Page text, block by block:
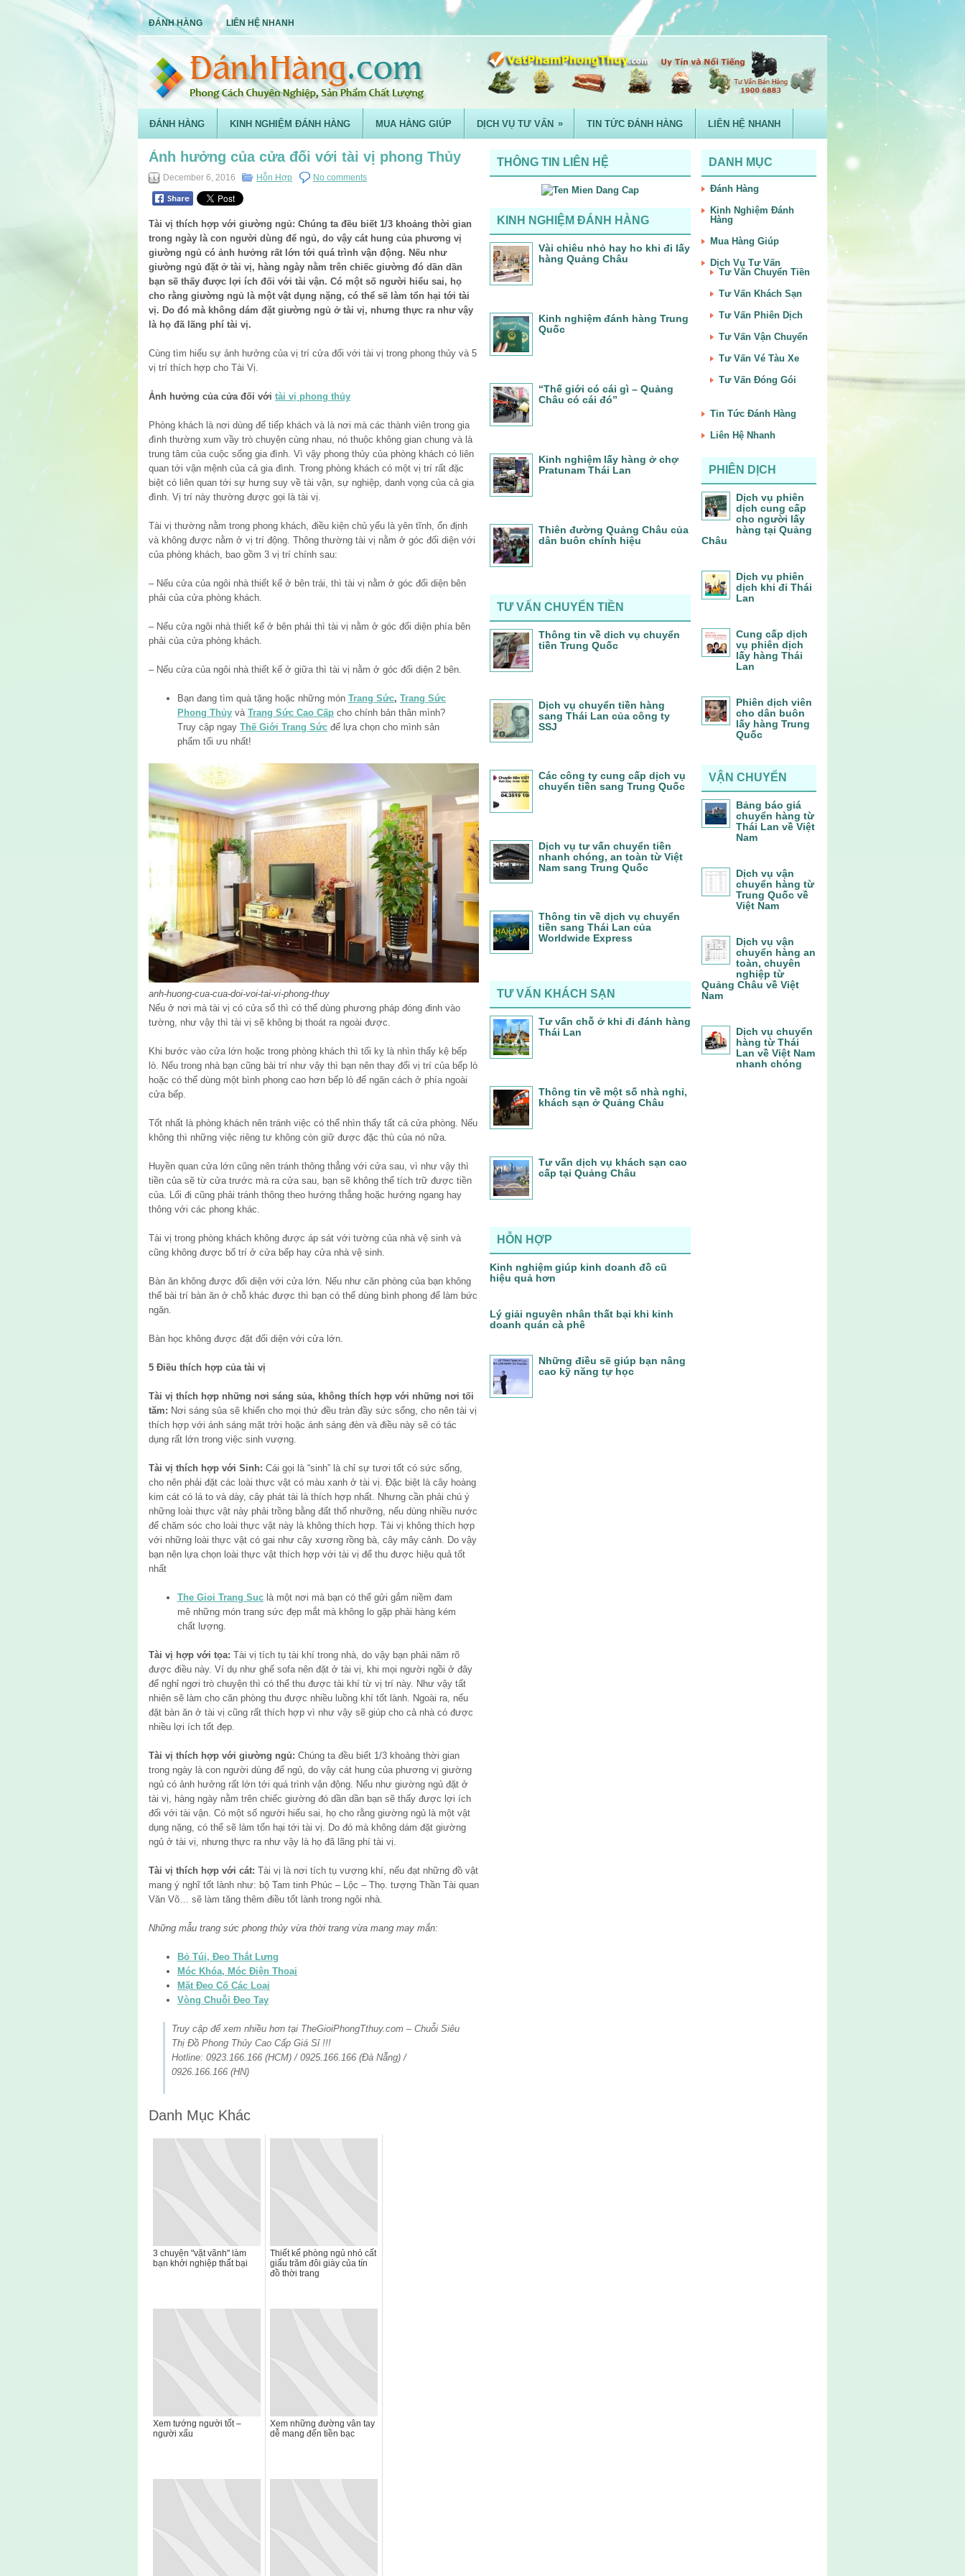
ĐÁNH HÀNG LIÊN HỆ NHANH
ĐÁNH HÀNG KINH NGHIỆM ĐÁNH HÀNG MUA HÀNG GIÚP DỊCH VỤ TƯ VẤN » TIN TỨC ĐÁNH HÀNG LIÊN HỆ NHANH
Ảnh hưởng của cửa đối với tài vị phong Thủy
December 6, 2016 Hỗn Hợp No comments
Tài vị thích hợp với giường ngủ: Chúng ta đều biết 1/3 khoảng thời gian
trong ngày là con người dùng để ngủ, do vậy cát hung của phương vị
giường ngủ có ảnh hưởng rất lớn tới quá trình vận động. Nếu như
giường ngủ đặt ở tài vị, hàng ngày nằm trên chiếc giường đó dần dần
bạn sẽ thấy được lợi ích đối với tài vận. Có một số người hiểu sai, họ
cho rằng giường ngủ là một vật dụng nặng, có thể sẽ làm tổn hại tới tài
vị. Do đó mà không dám đặt giường ngủ ở tài vị, nhưng thực ra như vậy
là họ đã lãng phí tài vị.
Cùng tìm hiểu sự ảnh hưởng của vị trí cửa đối với tài vị trong phong thủy và 5
vị trí thích hợp cho Tài Vị.
Ảnh hưởng của cửa đối với tài vị phong thủy
Phòng khách là nơi dùng để tiếp khách và là nơi mà các thành viên trong gia
đình thường xum vầy trò chuyện cùng nhau, nó thuộc không gian chung và là
trung tâm của cuộc sống gia đình. Vì vậy phong thủy của phòng khách có liên
quan tới vận mệnh của cả gia đình. Trong phòng khách có một vị trí rất đặc
biệt có liên quan tới sự hưng suy về tài vận, sự nghiệp, danh vọng của cả gia
đình. Vị trí này thường được gọi là tài vị.
Tài vị thường nằm trong phong khách, điều kiện chủ yểu là yên tĩnh, ổn định
và không được nằm ở vị trí động. Thông thường tài vị nằm ở góc đối diện với
của phòng khách, bao gồm 3 vị trí chính sau:
– Nếu cửa của ngôi nhà thiết kế ở bên trái, thì tài vị nằm ở góc đối diện bên
phải của cửa phòng khách.
– Nếu cửa ngôi nhà thiết kế ở bên phải thì tài vị nằm ở góc đối diện phía bên
phải của cửa phòng khách.
– Nếu cửa của ngôi nhà thiết kế ở giữa thì tài vị nằm ở góc đối diện 2 bên.
Bạn đang tìm quà tặng hoặc những món Trang Sức, Trang Sức
Phong Thủy và Trang Sức Cao Cấp cho chính bản thân mình?
Truy cập ngay Thế Giới Trang Sức để lựa chọn cho mình sản
phẩm tối ưu nhất!
anh-huong-cua-cua-doi-voi-tai-vi-phong-thuy
Nếu ở nơi mà tài vị có cửa sổ thì có thể dùng phương pháp đóng đinh vào
tường, như vậy thì tài vị sẽ không bị thoát ra ngoài được.
Khi bước vào cửa lớn hoặc trong phòng khách thì tối kỵ là nhìn thấy kệ bếp
lò. Nếu trong nhà bạn cũng bài trí như vậy thì bạn nên thay đổi vị trí của bếp lò
hoặc có thể dùng một bình phong cao hơn bếp lò để ngăn cách ở phía ngoài
cửa bếp.
Tốt nhất là phòng khách nên tránh việc có thể nhìn thấy tất cả cửa phòng. Nếu
không thì những việc riêng tư không còn giữ được đặc thù của nó nữa.
Huyền quan cửa lớn cũng nên tránh thông thẳng với cửa sau, vì như vậy thì
tiền của sẽ từ cửa trước mà ra cửa sau, bạn sẽ không thể tích trữ được tiền
của. Lối đi cũng phải tránh thông theo hướng thẳng hoặc hướng ngang hay
thông với các phong khác.
Tài vị trong phòng khách không được áp sát với tường của nhà vệ sinh và
cũng không được bố trí ở cửa bếp hay cửa nhà vệ sinh.
Bàn ăn không được đối diện với cửa lớn. Nếu như căn phòng của bạn không
thể bài trí bàn ăn ở chỗ khác được thì bạn có thể dùng bình phong để làm bức
ngăn.
Bàn học không được đặt đối diện với cửa lớn.
5 Điều thích hợp của tài vị
Tài vị thích hợp những nơi sáng sủa, không thích hợp với những nơi tối
tăm: Nơi sáng sủa sẽ khiến cho mọi thứ đều tràn đầy sức sống, cho nên tài vị
thích hợp với ánh sáng mặt trời hoặc ánh sáng đèn và điều này sẽ có tác
dụng rất lớn trong việc sinh vượng.
Tài vị thích hợp với Sinh: Cái gọi là “sinh” là chỉ sự tươi tốt có sức sống,
cho nên phải đặt các loài thực vật có màu xanh ở tài vị. Đặc biệt là cây hoàng
kim cát có lá to và dày, cây phát tài là thích hợp nhất. Nhưng cần phải chú ý
những loài thực vật này phải trồng bằng đất thổ nhưỡng, nếu dùng nhiều nước
để chăm sóc cho loài thực vật này là không thích hợp. Tài vị không thích hợp
với những loài thực vật có gai như cây xương rồng bà, cây mây cảnh. Do vậy
bạn nên lựa chọn loài thực vật thích hợp với tài vị để thu được hiệu quả tốt
nhất
The Gioi Trang Suc là một nơi mà bạn có thể gửi gắm niềm đam
mê những món trang sức đẹp mắt mà không lo gặp phải hàng kém
chất lượng.
Tài vị hợp với tọa: Tài vị tích tụ tài khí trong nhà, do vậy bạn phải năm rõ
được điều này. Ví dụ như ghế sofa nên đặt ở tài vị, khi mọi người ngồi ở đây
để nghỉ ngơi trò chuyện thì có thể thu được tài khí từ vị trí này. Như vậy tất
nhiên sẽ làm cho căn phòng thu được nhiều luồng khí tốt lành. Ngoài ra, nếu
đặt bàn ăn ở tài vị cũng rất thích hợp vì như vậy sẽ giúp cho cả nhà có được
nhiều lợi ích tốt đẹp.
Tài vị thích hợp với giường ngủ: Chúng ta đều biết 1/3 khoảng thời gian
trong ngày là con người dùng để ngủ, do vậy cát hung của phương vị giường
ngủ có ảnh hưởng rất lớn tới quá trình vận động. Nếu như giường ngủ đặt ở
tài vị, hàng ngày nằm trên chiếc giường đó dần dần bạn sẽ thấy được lợi ích
đối với tài vận. Có một số người hiểu sai, họ cho rằng giường ngủ là một vật
dụng nặng, có thể sẽ làm tổn hại tới tài vị. Do đó mà không dám đặt giường
ngủ ở tài vị, nhưng thực ra như vậy là họ đã lãng phí tài vị.
Tài vị thích hợp với cát: Tài vị là nơi tích tụ vượng khí, nếu đạt những đồ vật
mang ý nghĩ tốt lành như: bộ Tam tinh Phúc – Lộc – Thọ. tượng Thần Tài quan
Văn Võ… sẽ làm tăng thêm điều tốt lành trong ngôi nhà.
Những mẫu trang sức phong thủy vừa thời trang vừa mang may mắn:
Bỏ Túi, Đeo Thắt Lưng
Móc Khóa, Móc Điện Thoại
Mặt Đeo Cổ Các Loại
Vòng Chuỗi Đeo Tay
Truy cập để xem nhiều hơn tại TheGioiPhongTthuy.com – Chuỗi Siêu
Thị Đồ Phong Thủy Cao Cấp Giá Sỉ !!!
Hotline: 0923.166.166 (HCM) / 0925.166.166 (Đà Nẵng) /
0926.166.166 (HN)
Danh Mục Khác
3 chuyện "vặt vãnh" làm
bạn khởi nghiệp thất bại
Thiết kế phòng ngủ nhỏ cất
giấu trăm đôi giày của tín
đồ thời trang
Xem tướng người tốt –
người xấu
Xem những đường vân tay
dễ mang đến tiền bạc
THÔNG TIN LIÊN HỆ
KINH NGHIỆM ĐÁNH HÀNG
Vài chiêu nhỏ hay ho khi đi lấy
hàng Quảng Châu
Kinh nghiệm đánh hàng Trung
Quốc
“Thế giới có cái gì – Quảng
Châu có cái đó”
Kinh nghiệm lấy hàng ở chợ
Pratunam Thái Lan
Thiên đường Quảng Châu của
dân buôn chính hiệu
TƯ VẤN CHUYỂN TIỀN
Thông tin về dich vụ chuyển
tiền Trung Quốc
Dịch vụ chuyển tiền hàng
sang Thái Lan của công ty
SSJ
Các công ty cung cấp dịch vụ
chuyển tiền sang Trung Quốc
Dịch vụ tư vấn chuyển tiền
nhanh chóng, an toàn từ Việt
Nam sang Trung Quốc
Thông tin về dịch vụ chuyển
tiền sang Thái Lan của
Worldwide Express
TƯ VẤN KHÁCH SẠN
Tư vấn chỗ ở khi đi đánh hàng
Thái Lan
Thông tin về một số nhà nghỉ,
khách sạn ở Quảng Châu
Tư vấn dịch vụ khách sạn cao
cấp tại Quảng Châu
HỖN HỢP
Kinh nghiệm giúp kinh doanh đồ cũ
hiệu quả hơn
Lý giải nguyên nhân thất bại khi kinh
doanh quán cà phê
Những điều sẽ giúp bạn nâng
cao kỹ năng tự học
DANH MỤC
Đánh Hàng
Kinh Nghiệm Đánh
Hàng
Mua Hàng Giúp
Dịch Vụ Tư Vấn
Tư Vấn Chuyển Tiền
Tư Vấn Khách Sạn
Tư Vấn Phiên Dịch
Tư Vấn Vận Chuyển
Tư Vấn Vé Tàu Xe
Tư Vấn Đóng Gói
Tin Tức Đánh Hàng
Liên Hệ Nhanh
PHIÊN DỊCH
Dịch vụ phiên
dịch cung cấp
cho người lấy
hàng tại Quảng
Châu
Dịch vụ phiên
dịch khi đi Thái
Lan
Cung cấp dịch
vụ phiên dịch
lấy hàng Thái
Lan
Phiên dịch viên
cho dân buôn
lấy hàng Trung
Quốc
VẬN CHUYỂN
Bảng báo giá
chuyển hàng từ
Thái Lan về Việt
Nam
Dịch vụ vận
chuyển hàng từ
Trung Quốc về
Việt Nam
Dịch vụ vận
chuyển hàng an
toàn, chuyên
nghiệp từ
Quảng Châu về Việt
Nam
Dịch vụ chuyển
hàng từ Thái
Lan về Việt Nam
nhanh chóng